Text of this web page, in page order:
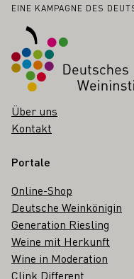
Fußbereich
EINE KAMPAGNE DES
Über uns
Kontakt
Portale
Online-Shop
Deutsche Weinkönigin
Generation Riesling
Weine mit Herkunft
Wine in Moderation
Clink Different